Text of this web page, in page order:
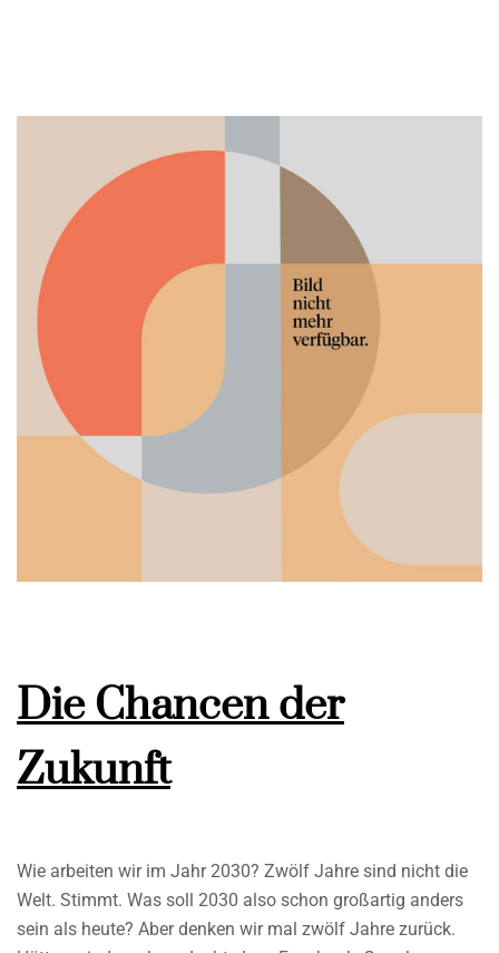
Die Chancen der
Zukunft
Wie arbeiten wir im Jahr 2030? Zwölf Jahre sind nicht die
Welt. Stimmt. Was soll 2030 also schon großartig anders
sein als heute? Aber denken wir mal zwölf Jahre zurück.